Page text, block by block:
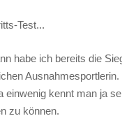
Test...
habe ich bereits die
einwenig kennt man ja
zu können.